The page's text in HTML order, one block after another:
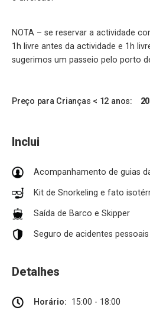
NOTA – se reservar a actividade
1h livre antes da actividade e 1h
sugerimos um passeio pelo porto
Preço para Crianças < 12 anos:
Inclui
Acompanhamento de guias
Kit de Snorkeling e fato
Saída de Barco e Skipper
Seguro de acidentes pessoais
Detalhes
Horário: 15:00 - 18:00